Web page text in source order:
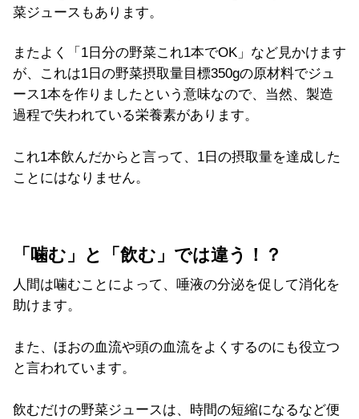
菜ジュースもあります。
またよく「1日分の野菜これ1本でOK」など見かけます
が、これは1日の野菜摂取量目標350gの原材料でジュ
ース1本を作りましたという意味なので、当然、製造
過程で失われている栄養素があります。
これ1本飲んだからと言って、1日の摂取量を達成した
ことにはなりません。
「噛む」と「飲む」では違う！？
人間は噛むことによって、唾液の分泌を促して消化を
助けます。
また、ほおの血流や頭の血流をよくするのにも役立つ
と言われています。
飲むだけの野菜ジュースは、時間の短縮になるなど便